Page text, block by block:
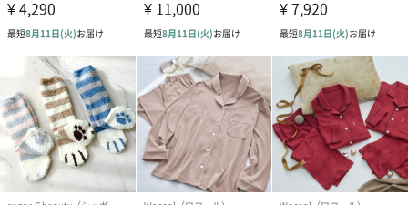
素材
ポリエステル97%、ナイロン2%、ポリウレタン1%
サイズ
【パーカー】
サイズ：M
着丈：68cm
バスト：110cm
袖丈：55cm
肩幅：51cm
ゆき丈：80.5cm
前下がり：8cm
裾幅：50cm